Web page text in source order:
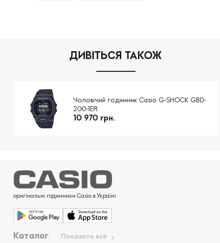
ДИВІТЬСЯ ТАКОЖ
Чоловічий годинник Casio G-SHOCK GBD-
200-1ER
10 970 грн.
оригінальні годинники Casio в Україні
Каталог Показати все